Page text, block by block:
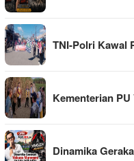
TNI-Polri Kawal
Kementerian
Dinamika